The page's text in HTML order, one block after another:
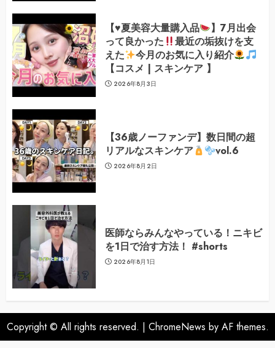
【♥️夏美容大量購入品
】7月出会
って良かった
最近の垢抜けを支
えた
今月のお気に入り紹介
【コスメ | スキンケア 】
2026年8月3日
【36歳ノーファンデ】数日間の超
リアルなスキンケア
vol.6
2026年8月2日
医師ならみんなやっている！ニキビ
を1日で治す方法！ #shorts
2026年8月1日
Copyright © All rights reserved. | ChromeNews by AF themes.